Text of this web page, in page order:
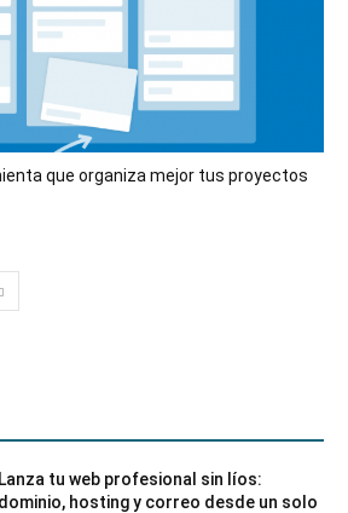
que organiza mejor tus proyectos
Lanza tu web profesional sin líos:
dominio, hosting y correo desde un solo